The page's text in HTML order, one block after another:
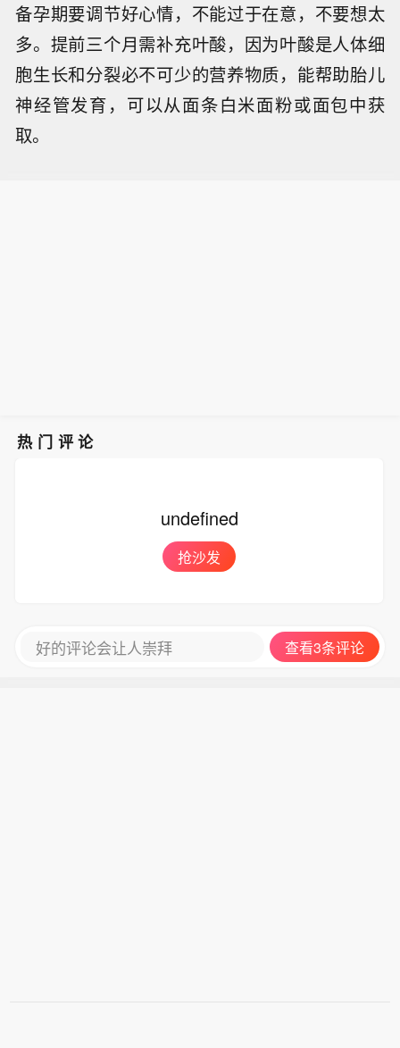
备孕期要调节好心情，不能过于在意，不要想太
多。提前三个月需补充叶酸，因为叶酸是人体细
胞生长和分裂必不可少的营养物质，能帮助胎儿
神经管发育，可以从面条白米面粉或面包中获
取。
热门评论
undefined
抢沙发
好的评论会让人崇拜 查看3条评论